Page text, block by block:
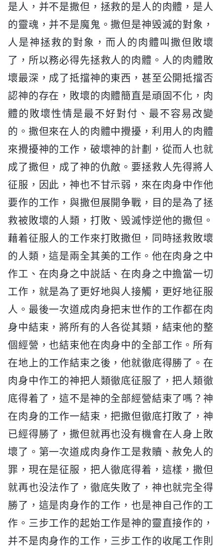
是人，并不是撒但，拯救的是人的肉體，是人
的靈魂，并不是魔鬼。撒但是神毁滅的對象，
人是神拯救的對象，而人的肉體叫撒但敗壞
了，所以務必得先拯救人的肉體。人的肉體敗
壞最深，成了抵擋神的東西，甚至公開抵擋否
認神的存在，敗壞的肉體簡直是頑固不化，肉
體的敗壞性情是最不好對付、最不容易改變
的。撒但來在人的肉體中攪擾，利用人的肉體
來攪擾神的工作，破壞神的計劃，從而人也就
成了撒但，成了神的仇敵。要拯救人先得將人
征服，因此，神也不甘示弱，來在肉身中作他
要作的工作，與撒但展開争戰，目的是為了拯
救被敗壞的人類，打敗、毁滅悖逆他的撒但。
藉着征服人的工作來打敗撒但，同時拯救敗壞
的人類，這是兩全其美的工作。他在肉身之中
作工、在肉身之中説話、在肉身之中擔當一切
工作，就是為了更好地與人接觸，更好地征服
人。最後一次道成肉身把末世作的工作都在肉
身中結束，將所有的人各從其類，結束他的整
個經營，也結束他在肉身中的全部工作。所有
在地上的工作結束之後，他就徹底得勝了。在
肉身中作工的神把人類徹底征服了，把人類徹
底得着了，這不是神的全部經營結束了嗎？神
在肉身的工作一結束，把撒但徹底打敗了，神
已經得勝了，撒但就再也没有機會在人身上敗
壞了。第一次道成肉身作工是救贖、赦免人的
罪，現在是征服，把人徹底得着，這樣，撒但
就再也没法作了，徹底失敗了，神也就完全得
勝了，這是肉身作的工作，也是神自己作的工
作。三步工作的起始工作是神的靈直接作的，
并不是肉身作的工作，三步工作的收尾工作則